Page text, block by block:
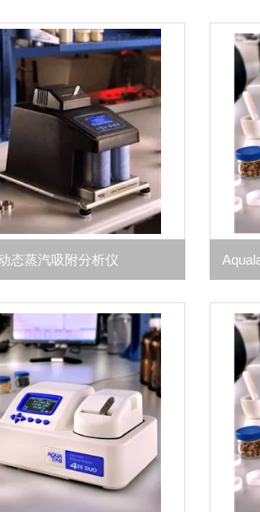
态蒸汽吸附分析仪